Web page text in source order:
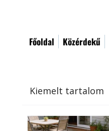
Főoldal Közérdekű
Kiemelt tartalom